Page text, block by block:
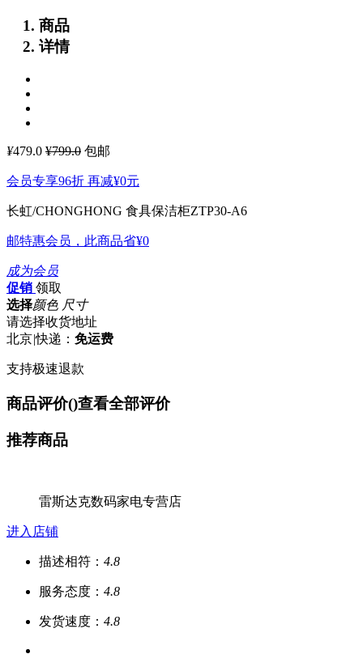
商品
详情
¥479.0 ¥799.0 包邮
会员专享96折 再减¥0元
长虹/CHONGHONG 食具保洁柜ZTP30-A6
邮特惠会员，此商品省¥0
成为会员
促销 领取
选择颜色 尺寸
请选择收货地址
北京|快递： 免运费
支持极速退款
商品评价()查看全部评价
推荐商品
雷斯达克数码家电专营店
进入店铺
描述相符： 4.8
服务态度： 4.8
发货速度： 4.8